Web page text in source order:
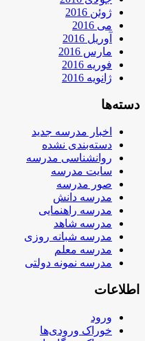
ژوئن 2016
می 2016
آوریل 2016
مارس 2016
فوریه 2016
ژانویه 2016
دسته‌ها
اخبار مدرسه جدید
دسته‌بندی نشده
روانشناسی مدرسه
سایت مدرسه
صور مدرسه
مدرسه دانش
مدرسه راهنمایی
مدرسه شاهد
مدرسه شبانه روزی
مدرسه معلم
مدرسه نمونه دولتی
اطلاعات
ورود
خوراک ورودی‌ها